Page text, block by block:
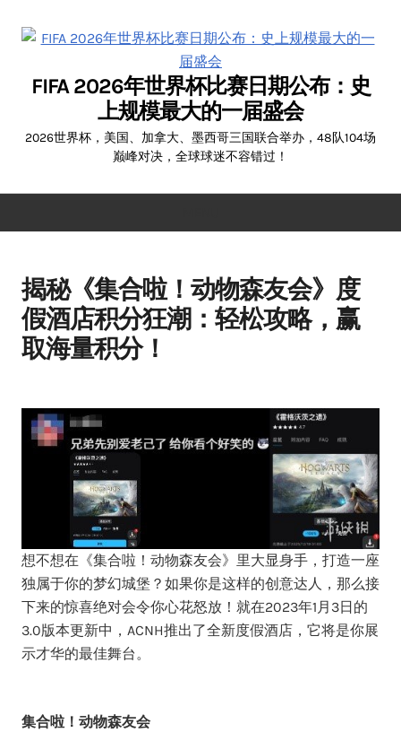
FIFA 2026年世界杯比赛日期公布：史
上规模最大的一届盛会
2026世界杯，美国、加拿大、墨西哥三国联合举办，48队104场
巅峰对决，全球球迷不容错过！
揭秘《集合啦！动物森友会》度
假酒店积分狂潮：轻松攻略，赢
取海量积分！
想不想在《集合啦！动物森友会》里大显身手，打造一座
独属于你的梦幻城堡？如果你是这样的创意达人，那么接
下来的惊喜绝对会令你心花怒放！就在2023年1月3日的
3.0版本更新中，ACNH推出了全新度假酒店，它将是你展
示才华的最佳舞台。
集合啦！动物森友会